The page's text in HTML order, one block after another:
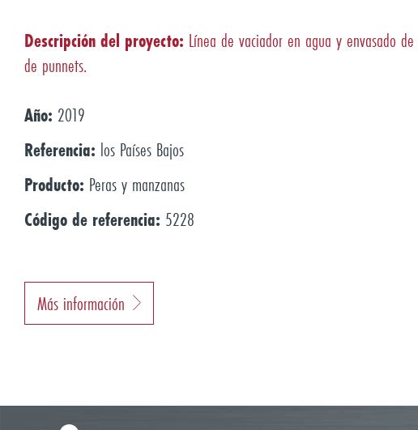
Descripción del proyecto: Línea de vaciador en agua y envasado
de punnets.
Año: 2019
Referencia: los Países Bajos
Producto: Peras y manzanas
Código de referencia: 5228
Más información